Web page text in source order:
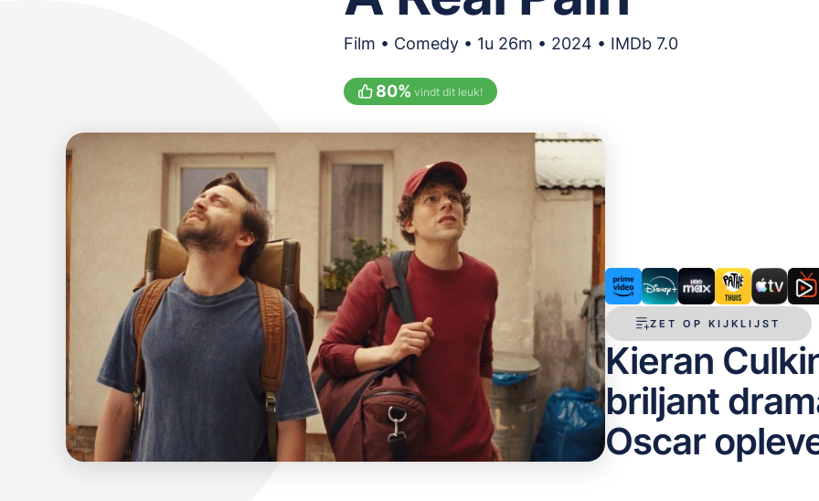
Film • Comedy • 1u 26m • 2024 • IMDb 7.0
80% vindt dit leuk!
ZET OP KIJKLIJST
Kieran
briljant
Oscar